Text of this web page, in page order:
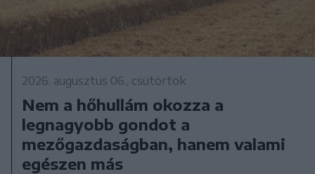
2026. augusztus 06., csütörtök
Nem a hőhullám okozza a
legnagyobb gondot a
mezőgazdaságban, hanem valami
egészen más